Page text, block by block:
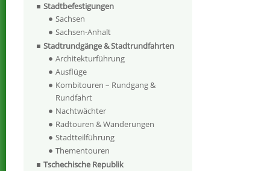
Stadtbefestigungen
Sachsen
Sachsen-Anhalt
Stadtrundgänge & Stadtrundfahrten
Architekturführung
Ausflüge
Kombitouren – Rundgang &
Rundfahrt
Nachtwächter
Radtouren & Wanderungen
Stadtteilführung
Thementouren
Tschechische Republik